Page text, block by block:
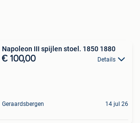
Napoleon III spijlen stoel. 1850 1880
€ 100,00 Details
Geraardsbergen 14 jul 26